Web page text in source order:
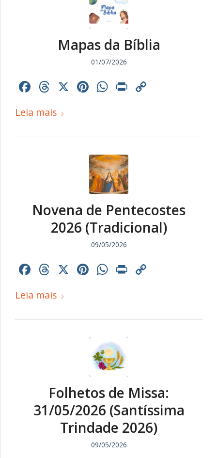
Mapas da Bíblia
01/07/2026
Facebook
Threads
X Pinterest
WhatsApp
Print
Leia mais
Novena de Pentecostes
2026 (Tradicional)
09/05/2026
Facebook
Threads
X Pinterest
WhatsApp
Print
Leia mais
Folhetos de Missa:
31/05/2026 (Santíssima
Trindade 2026)
09/05/2026